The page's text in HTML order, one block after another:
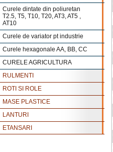
Curele dintate din poliuretan
T2.5, T5, T10, T20, AT3, AT5 ,
AT10
Curele de variator pt industrie
Curele hexagonale AA, BB, CC
CURELE AGRICULTURA
RULMENTI
ROTI SI ROLE
MASE PLASTICE
LANTURI
ETANSARI